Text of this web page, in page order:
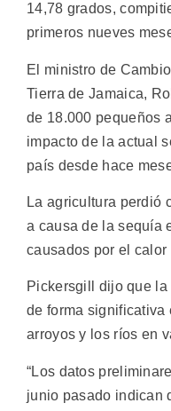
14,78 grados,
primeros nueves
El ministro de
Tierra de Jamaica,
de 18.000 pequeños
impacto de la actual
país desde hace
La agricultura perdió
a causa de la sequía
causados por el calor
Pickersgill dijo que
de forma significativa
arroyos y los ríos en
“Los datos
junio pasado indican